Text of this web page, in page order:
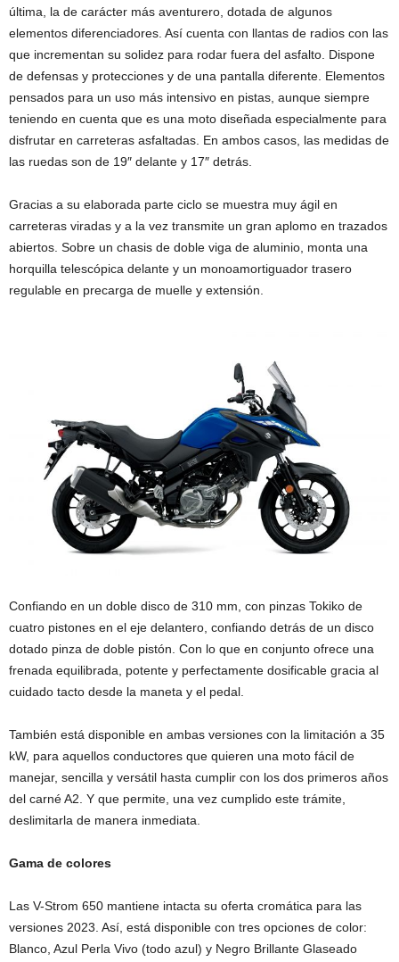
última, la de carácter más aventurero, dotada de algunos
elementos diferenciadores. Así cuenta con llantas de radios con las
que incrementan su solidez para rodar fuera del asfalto. Dispone
de defensas y protecciones y de una pantalla diferente. Elementos
pensados para un uso más intensivo en pistas, aunque siempre
teniendo en cuenta que es una moto diseñada especialmente para
disfrutar en carreteras asfaltadas. En ambos casos, las medidas de
las ruedas son de 19″ delante y 17″ detrás.
Gracias a su elaborada parte ciclo se muestra muy ágil en
carreteras viradas y a la vez transmite un gran aplomo en trazados
abiertos. Sobre un chasis de doble viga de aluminio, monta una
horquilla telescópica delante y un monoamortiguador trasero
regulable en precarga de muelle y extensión.
Confiando en un doble disco de 310 mm, con pinzas Tokiko de
cuatro pistones en el eje delantero, confiando detrás de un disco
dotado pinza de doble pistón. Con lo que en conjunto ofrece una
frenada equilibrada, potente y perfectamente dosificable gracia al
cuidado tacto desde la maneta y el pedal.
También está disponible en ambas versiones con la limitación a 35
kW, para aquellos conductores que quieren una moto fácil de
manejar, sencilla y versátil hasta cumplir con los dos primeros años
del carné A2. Y que permite, una vez cumplido este trámite,
deslimitarla de manera inmediata.
Gama de colores
Las V-Strom 650 mantiene intacta su oferta cromática para las
versiones 2023. Así, está disponible con tres opciones de color:
Blanco, Azul Perla Vivo (todo azul) y Negro Brillante Glaseado